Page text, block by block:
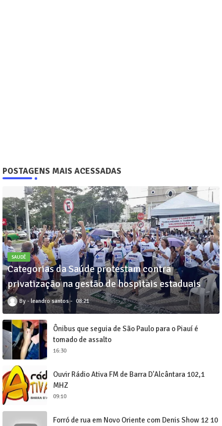
POSTAGENS MAIS ACESSADAS
SAUDÊ
Categorias da Saúde protestam contra
privatização na gestão de hospitais estaduais
leandro santos 08:21
Ônibus que seguia de São Paulo para o Piauí é
tomado de assalto
16:30
Ouvir Rádio Ativa FM de Barra D'Alcântara 102,1
MHZ
09:10
Forró de rua em Novo Oriente com Denis Show 12 10